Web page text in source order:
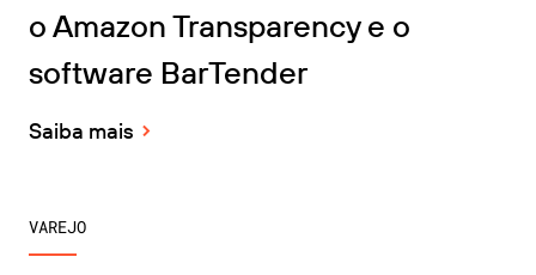
o Amazon Transparency e o
software BarTender
Saiba mais
VAREJO